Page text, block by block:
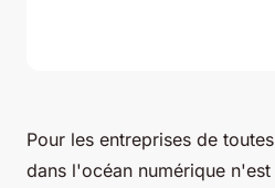
Pour les entreprises de
dans l'océan numérique